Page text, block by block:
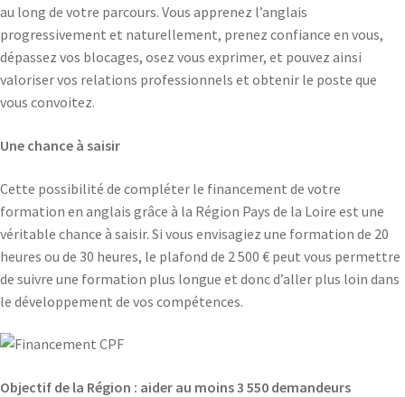
au long de votre parcours. Vous apprenez l’anglais
progressivement et naturellement, prenez confiance en vous,
dépassez vos blocages, osez vous exprimer, et pouvez ainsi
valoriser vos relations professionnels et obtenir le poste que
vous convoitez.
Une chance à saisir
Cette possibilité de compléter le financement de votre
formation en anglais grâce à la Région Pays de la Loire est une
véritable chance à saisir. Si vous envisagiez une formation de 20
heures ou de 30 heures, le plafond de 2 500 € peut vous permettre
de suivre une formation plus longue et donc d’aller plus loin dans
le développement de vos compétences.
Objectif de la Région : aider au moins 3 550 demandeurs